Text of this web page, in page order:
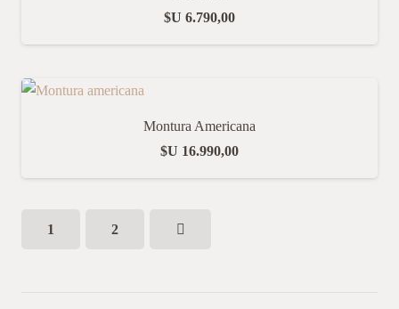
$U 6.790,00
Montura Americana
$U 16.990,00
1 2